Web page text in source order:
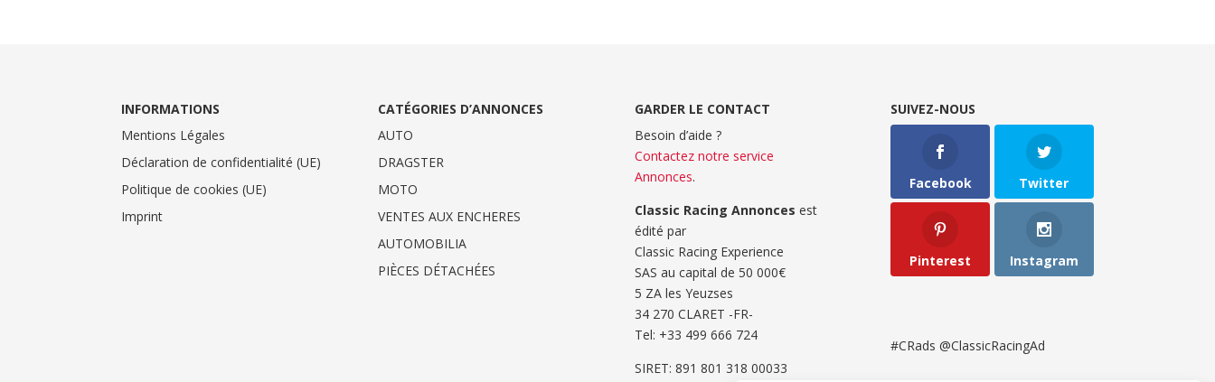
INFORMATIONS
Mentions Légales
Déclaration de confidentialité (UE)
Politique de cookies (UE)
Imprint
CATÉGORIES D’ANNONCES
AUTO
DRAGSTER
MOTO
VENTES AUX ENCHERES
AUTOMOBILIA
PIÈCES DÉTACHÉES
GARDER LE CONTACT
Besoin d’aide ?
Contactez notre service
Annonces.
Classic Racing Annonces est
édité par
Classic Racing Experience
SAS au capital de 50 000€
5 ZA les Yeuzses
34 270 CLARET -FR-
Tel: ‭+33 499 666 724‬
SIRET: 891 801 318 00033
SUIVEZ-NOUS
Facebook Twitter
Pinterest Instagram
#CRads @ClassicRacingAd